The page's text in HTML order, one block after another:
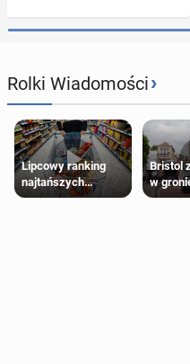
Rolki Wiadomości›
Lipcowy ranking
najtańszych
supermarketów
Bristol
w